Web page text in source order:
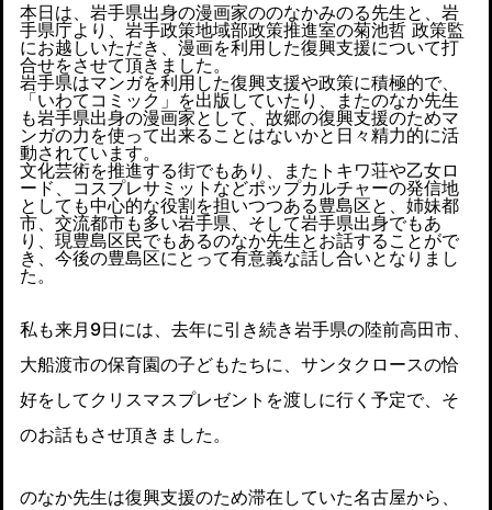
本日は、岩手県出身の漫画家ののなかみのる先生と、岩
手県庁より、岩手政策地域部政策推進室の菊池哲 政策監
にお越しいただき、漫画を利用した復興支援について打
合せをさせて頂きました。
岩手県はマンガを利用した復興支援や政策に積極的で、
「いわてコミック」を出版していたり、またのなか先生
も岩手県出身の漫画家として、故郷の復興支援のためマ
ンガの力を使って出来ることはないかと日々精力的に活
動されています。
文化芸術を推進する街でもあり、またトキワ荘や乙女ロ
ード、コスプレサミットなどポップカルチャーの発信地
としても中心的な役割を担いつつある豊島区と、姉妹都
市、交流都市も多い岩手県、そして岩手県出身でもあ
り、現豊島区民でもあるのなか先生とお話することがで
き、今後の豊島区にとって有意義な話し合いとなりまし
た。
私も来月9日には、去年に引き続き岩手県の陸前高田市、
大船渡市の保育園の子どもたちに、サンタクロースの恰
好をしてクリスマスプレゼントを渡しに行く予定で、そ
のお話もさせ頂きました。
のなか先生は復興支援のため滞在していた名古屋から、